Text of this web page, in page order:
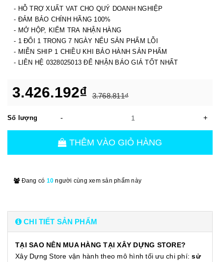
- HỖ TRỢ XUẤT VAT CHO QUÝ DOANH NGHIỆP
- ĐẢM BẢO CHÍNH HÃNG 100%
- MỞ HỘP, KIỂM TRA NHẬN HÀNG
- 1 ĐỔI 1 TRONG 7 NGÀY NẾU SẢN PHẨM LỖI
- MIỄN SHIP 1 CHIỀU KHI BẢO HÀNH SẢN PHẨM
- LIÊN HỆ 0328025013 ĐỂ NHẬN BÁO GIÁ TỐT NHẤT
3.426.192₫ 3.768.811₫
Số lượng - +
THÊM VÀO GIỎ HÀNG
Đang có 10 người cùng xem sản phẩm này
CHI TIẾT SẢN PHẨM
TẠI SAO NÊN MUA HÀNG TẠI XÂY DỰNG STORE?
Xây Dựng Store vận hành theo mô hình tối ưu chi phí:sử